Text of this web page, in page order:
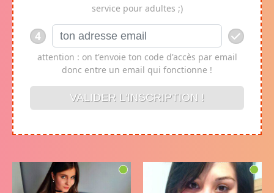
service pour adultes ;)
4
attention : on t'envoie ton code d'accès par email
donc entre un email qui fonctionne !
VALIDER L'INSCRIPTION !
VALIDER L'INSCRIPTION !